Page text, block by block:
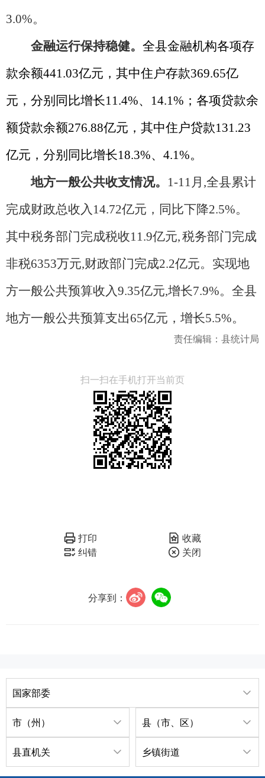
3.0%。
金融运行保持稳健。 全县金融机构各项存
款余额441.03亿元，其中住户存款369.65亿
元，分别同比增长11.4%、14.1%；各项贷款余
额贷款余额276.88亿元，其中住户贷款131.23
亿元，分别同比增长18.3%、4.1%。
地方一般公共收支情况。 1-11月,全县累计
完成财政总收入14.72亿元，同比下降2.5%。
其中税务部门完成税收11.9亿元,税务部门完成
非税6353万元,财政部门完成2.2亿元。实现地
方一般公共预算收入9.35亿元,增长7.9%。全县
地方一般公共预算支出65亿元，增长5.5%。
责任编辑：县统计局
扫一扫在手机打开当前页
打印
收藏
纠错
关闭
分享到：
国家部委
市（州） 县（市、区）
县直机关 乡镇街道